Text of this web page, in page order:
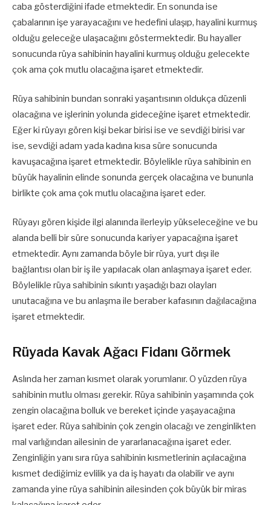
caba gösterdiğini ifade etmektedir. En sonunda ise
çabalarının işe yarayacağını ve hedefini ulaşıp, hayalini kurmuş
olduğu geleceğe ulaşacağını göstermektedir. Bu hayaller
sonucunda rüya sahibinin hayalini kurmuş olduğu gelecekte
çok ama çok mutlu olacağına işaret etmektedir.
Rüya sahibinin bundan sonraki yaşantısının oldukça düzenli
olacağına ve işlerinin yolunda gideceğine işaret etmektedir.
Eğer ki rüyayı gören kişi bekar birisi ise ve sevdiği birisi var
ise, sevdiği adam yada kadına kısa süre sonucunda
kavuşacağına işaret etmektedir. Böylelikle rüya sahibinin en
büyük hayalinin elinde sonunda gerçek olacağına ve bununla
birlikte çok ama çok mutlu olacağına işaret eder.
Rüyayı gören kişide ilgi alanında ilerleyip yükseleceğine ve bu
alanda belli bir süre sonucunda kariyer yapacağına işaret
etmektedir. Aynı zamanda böyle bir rüya, yurt dışı ile
bağlantısı olan bir iş ile yapılacak olan anlaşmaya işaret eder.
Böylelikle rüya sahibinin sıkıntı yaşadığı bazı olayları
unutacağına ve bu anlaşma ile beraber kafasının dağılacağına
işaret etmektedir.
Rüyada Kavak Ağacı Fidanı Görmek
Aslında her zaman kısmet olarak yorumlanır. O yüzden rüya
sahibinin mutlu olması gerekir. Rüya sahibinin yaşamında çok
zengin olacağına bolluk ve bereket içinde yaşayacağına
işaret eder. Rüya sahibinin çok zengin olacağı ve zenginlikten
mal varlığından ailesinin de yararlanacağına işaret eder.
Zenginliğin yanı sıra rüya sahibinin kısmetlerinin açılacağına
kısmet dediğimiz evlilik ya da iş hayatı da olabilir ve aynı
zamanda yine rüya sahibinin ailesinden çok büyük bir miras